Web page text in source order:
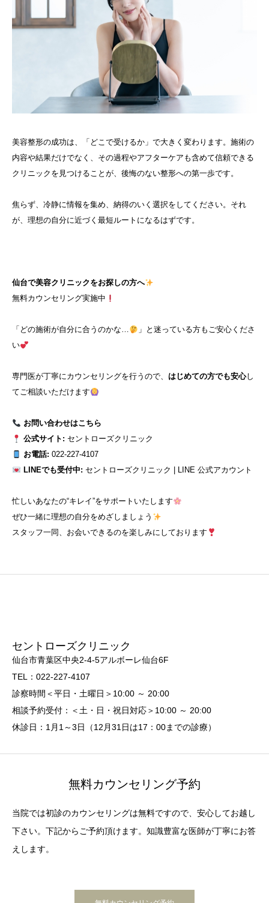
美容整形の成功は、「どこで受けるか」で大きく変わります。施術の
内容や結果だけでなく、その過程やアフターケアも含めて信頼できる
クリニックを見つけることが、後悔のない整形への第一歩です。
焦らず、冷静に情報を集め、納得のいく選択をしてください。それ
が、理想の自分に近づく最短ルートになるはずです。
仙台で美容クリニックをお探しの方へ
無料カウンセリング実施中
「どの施術が自分に合うのかな…
」と迷っている方もご安心くださ
い
専門医が丁寧にカウンセリングを行うので、 はじめての方でも安心し
てご相談いただけます
お問い合わせはこちら
公式サイト: セントローズクリニック
お電話: 022-227-4107
LINEでも受付中: セントローズクリニック | LINE 公式アカウント
忙しいあなたの“キレイ”をサポートいたします
ぜひ一緒に理想の自分をめざしましょう
スタッフ一同、お会いできるのを楽しみにしております
セントローズクリニック
仙台市青葉区中央2-4-5アルボーレ仙台6F
TEL：022-227-4107
診察時間＜平日・土曜日＞10:00 ～ 20:00
相談予約受付：＜土・日・祝日対応＞10:00 ～ 20:00
休診日：1月1～3日（12月31日は17：00までの診療）
無料カウンセリング予約
当院では初診のカウンセリングは無料ですので、安心してお越し
下さい。下記からご予約頂けます。知識豊富な医師が丁寧にお答
えします。